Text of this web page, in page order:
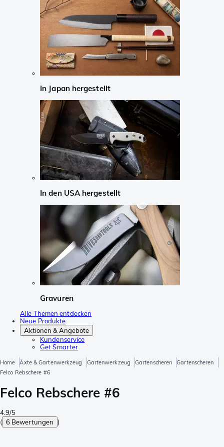
In Japan hergestellt
In den USA hergestellt
Gravuren
Alle Themen entdecken
Neue Produkte
Aktionen & Angebote
Kundenservice
Get Smarter
Home Äxte & Gartenwerkzeug Gartenwerkzeug Gartenscheren
Gartenscheren
Felco Rebschere #6
Felco Rebschere #6
4.9/5
( 6 Bewertungen )